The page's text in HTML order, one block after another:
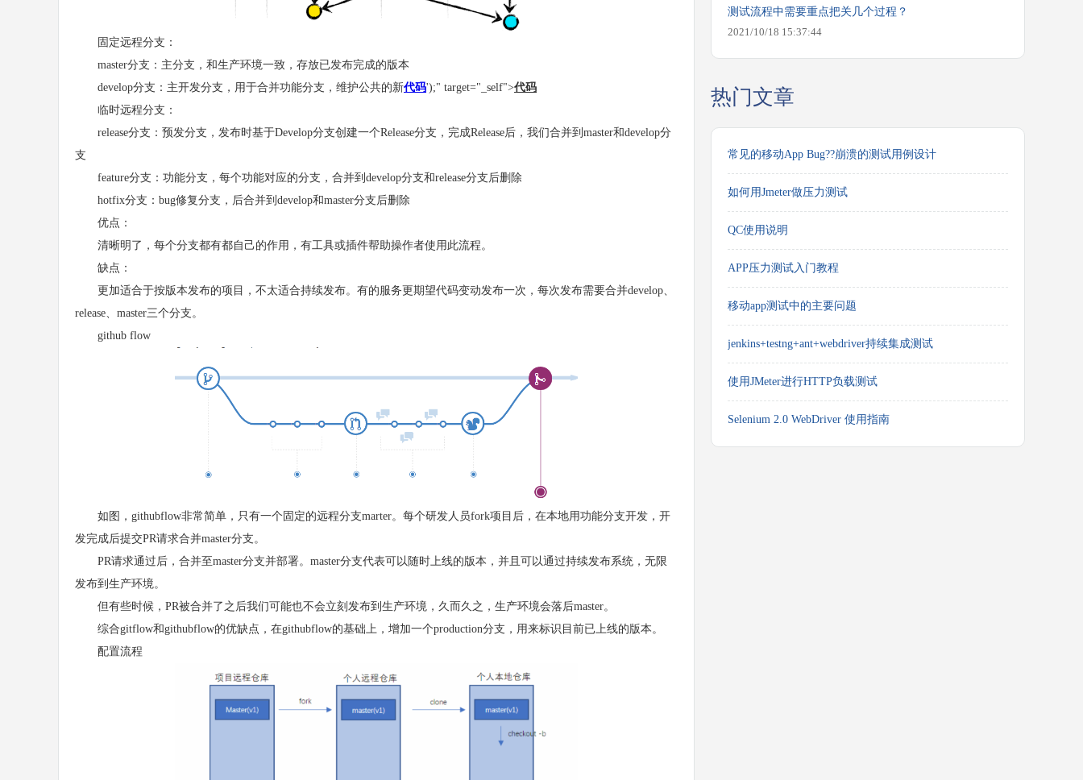
固定远程分支：
master分支：主分支，和生产环境一致，存放已发布完成的版本
develop分支：主开发分支，用于合并功能分支，维护公共的新代码');" target="_self">代码
临时远程分支：
release分支：预发分支，发布时基于Develop分支创建一个Release分支，完成Release后，我们合并到master和develop分
支
feature分支：功能分支，每个功能对应的分支，合并到develop分支和release分支后删除
hotfix分支：bug修复分支，后合并到develop和master分支后删除
优点：
清晰明了，每个分支都有都自己的作用，有工具或插件帮助操作者使用此流程。
缺点：
更加适合于按版本发布的项目，不太适合持续发布。有的服务更期望代码变动发布一次，每次发布需要合并develop、
release、master三个分支。
github flow
如图，githubflow非常简单，只有一个固定的远程分支marter。每个研发人员fork项目后，在本地用功能分支开发，开
发完成后提交PR请求合并master分支。
PR请求通过后，合并至master分支并部署。master分支代表可以随时上线的版本，并且可以通过持续发布系统，无限
发布到生产环境。
但有些时候，PR被合并了之后我们可能也不会立刻发布到生产环境，久而久之，生产环境会落后master。
综合gitflow和githubflow的优缺点，在githubflow的基础上，增加一个production分支，用来标识目前已上线的版本。
配置流程
测试流程中需要重点把关几个过程？
2021/10/18 15:37:44
热门文章
常见的移动App Bug??崩溃的测试用例设计
如何用Jmeter做压力测试
QC使用说明
APP压力测试入门教程
移动app测试中的主要问题
jenkins+testng+ant+webdriver持续集成测试
使用JMeter进行HTTP负载测试
Selenium 2.0 WebDriver 使用指南